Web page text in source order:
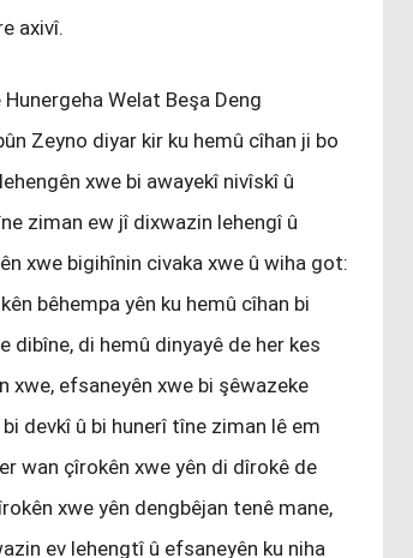
axivî.
Hunergeha Welat Beşa Deng
Zeyno diyar kir ku hemû cîhan ji bo
xwe bi awayekî nivîskî û
ziman ew jî dixwazin lehengî û
xwe bigihînin civaka xwe û wiha got:
bêhempa yên ku hemû cîhan bi
dibîne, di hemû dinyayê de her kes
xwe, efsaneyên xwe bi şêwazeke
devkî û bi hunerî tîne ziman lê em
wan çîrokên xwe yên di dîrokê de
xwe yên dengbêjan tenê mane,
ev lehengtî û efsaneyên ku niha